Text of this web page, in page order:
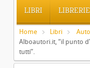
LIBRI LIBRERIE
Home Libri
Alboautori.it, “il punto
tutti”.